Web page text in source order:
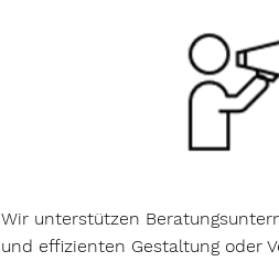
Wir unterstützen
und effizienten Gestaltung oder